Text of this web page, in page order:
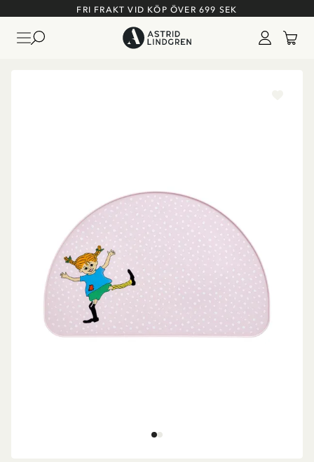
FRI FRAKT VID KÖP ÖVER 699 SEK